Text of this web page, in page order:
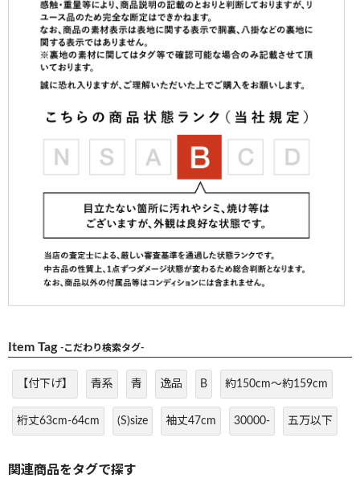
Item Tag -こだわり検索タグ-
【付下げ】 青系 青 逸品 B 約150cm～約159cm
裄丈63cm-64cm (S)size 袖丈47cm 30000- 五万以下